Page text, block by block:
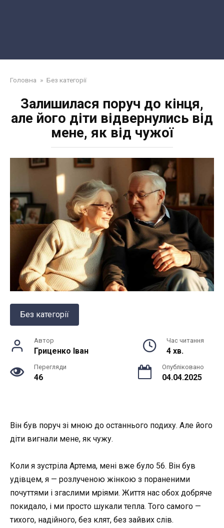
Головна » Без категорії
Залишилася поруч до кінця,
але його діти відвернулись від
мене, як від чужої
Без категорії
Автор
Гриценко Іван
Час читання
4 хв.
Перегляди
46
Опубліковано
04.04.2025
Він був поруч зі мною до останнього подиху. Але його
діти вигнали мене, як чужу.
Коли я зустріла Артема, мені вже було 56. Він був
удівцем, я — розлученою жінкою з пораненими
почуттями і згаслими мріями. Життя нас обох добряче
покидало, і ми просто шукали тепла. Того самого —
тихого, надійного, без клят, без зайвих слів.